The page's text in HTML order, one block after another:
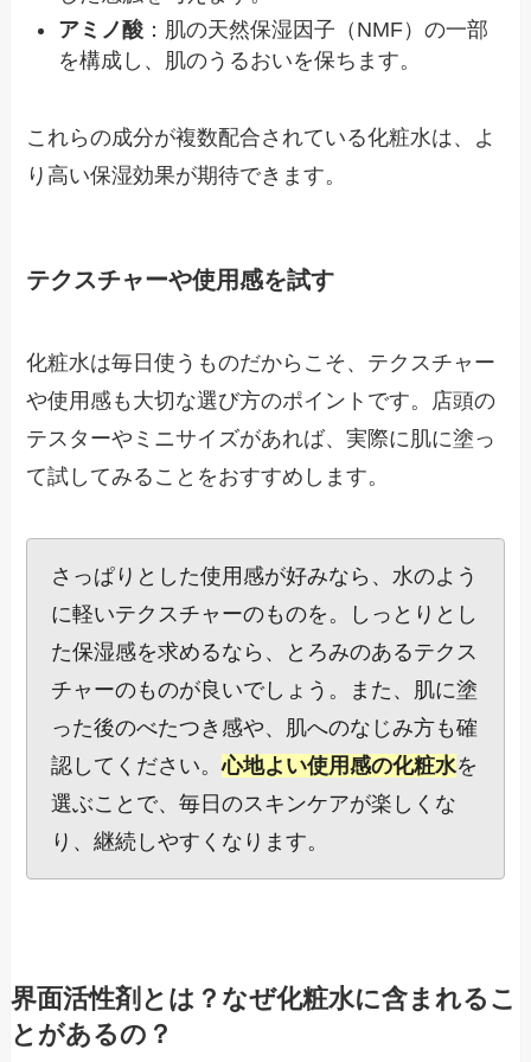
アミノ酸 ：肌の天然保湿因子（NMF）の一部
を構成し、肌のうるおいを保ちます。
これらの成分が複数配合されている化粧水は、よ
り高い保湿効果が期待できます。
テクスチャーや使用感を試す
化粧水は毎日使うものだからこそ、テクスチャー
や使用感も大切な選び方のポイントです。店頭の
テスターやミニサイズがあれば、実際に肌に塗っ
て試してみることをおすすめします。
さっぱりとした使用感が好みなら、水のよう
に軽いテクスチャーのものを。しっとりとし
た保湿感を求めるなら、とろみのあるテクス
チャーのものが良いでしょう。また、肌に塗
った後のべたつき感や、肌へのなじみ方も確
認してください。心地よい使用感の化粧水を
選ぶことで、毎日のスキンケアが楽しくな
り、継続しやすくなります。
界面活性剤とは？なぜ化粧水に含まれるこ
とがあるの？